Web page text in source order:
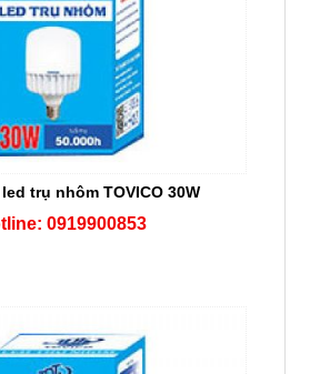
trụ nhôm TOVICO 30W
0919900853